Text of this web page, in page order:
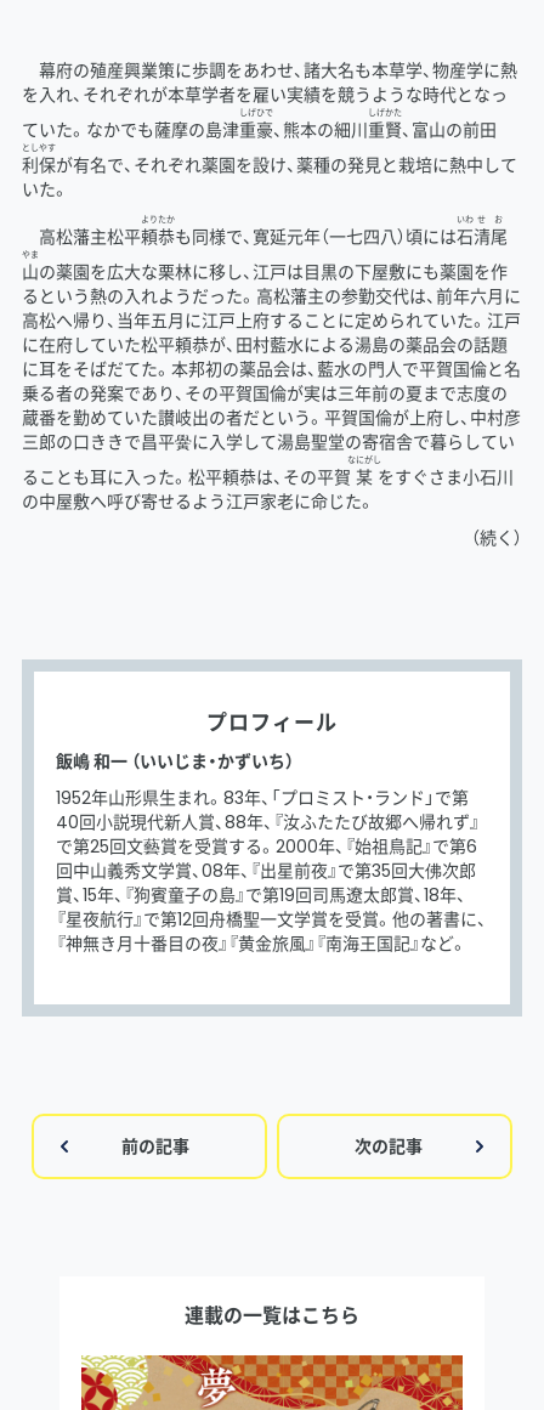
幕府の殖産興業策に歩調をあわせ、諸大名も本草学、物産学に熱
を入れ、それぞれが本草学者を雇い実績を競うような時代となっ
ていた。なかでも薩摩の島津重豪
しげひで
、熊本の細川重賢
しげかた
、富山の前田
利保
としやす
が有名で、それぞれ薬園を設け、薬種の発見と栽培に熱中して
いた。
高松藩主松平頼恭
よりたか
も同様で、寛延元年（一七四八）頃には石
いわ
清
せ
尾
お
山
やま
の薬園を広大な栗林に移し、江戸は目黒の下屋敷にも薬園を作
るという熱の入れようだった。高松藩主の参勤交代は、前年六月に
高松へ帰り、当年五月に江戸上府することに定められていた。江戸
に在府していた松平頼恭が、田村藍水による湯島の薬品会の話題
に耳をそばだてた。本邦初の薬品会は、藍水の門人で平賀国倫と名
乗る者の発案であり、その平賀国倫が実は三年前の夏まで志度の
蔵番を勤めていた讃岐出の者だという。平賀国倫が上府し、中村彦
三郎の口ききで昌平黌に入学して湯島聖堂の寄宿舎で暮らしてい
ることも耳に入った。松平頼恭は、その平賀 某
なにがし
をすぐさま小石川
の中屋敷へ呼び寄せるよう江戸家老に命じた。
（続く）
プロフィール
飯嶋 和一 （いいじま・かずいち）
1952年山形県生まれ。83年、「プロミスト・ランド」で第
40回小説現代新人賞、88年、『汝ふたたび故郷へ帰れず』
で第25回文藝賞を受賞する。2000年、『始祖鳥記』で第6
回中山義秀文学賞、08年、『出星前夜』で第35回大佛次郎
賞、15年、『狗賓童子の島』で第19回司馬遼太郎賞、18年、
『星夜航行』で第12回舟橋聖一文学賞を受賞。他の著書に、
『神無き月十番目の夜』『黄金旅風』『南海王国記』など。
前の記事 次の記事
連載の一覧はこちら